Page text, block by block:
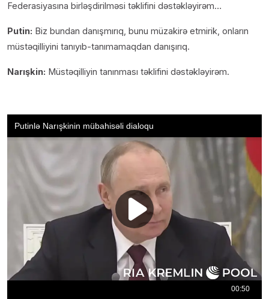
Federasiyasına birləşdirilməsi təklifini dəstəkləyirəm…
Putin: Biz bundan danışmırıq, bunu müzakirə etmirik, onların
müstəqilliyini tanıyıb-tanımamaqdan danışırıq.
Narışkin: Müstəqilliyin tanınması təklifini dəstəkləyirəm.